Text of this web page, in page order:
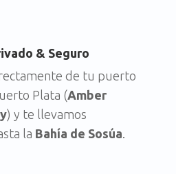
& Seguro
de tu puerto
Plata (Amber
) y te llevamos
la Bahía de Sosúa